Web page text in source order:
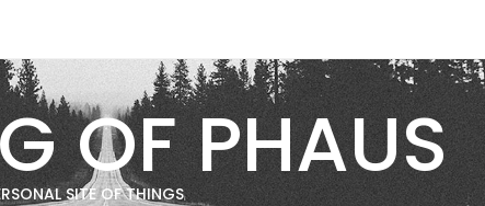
OF PHAUS
SITE OF THINGS